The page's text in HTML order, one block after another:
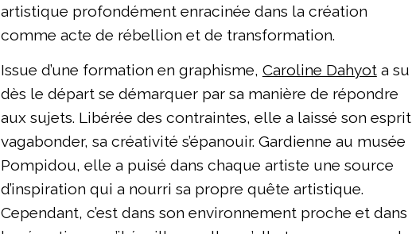
artistique profondément enracinée dans la création
comme acte de rébellion et de transformation.
Issue d’une formation en graphisme, Caroline Dahyota su
dès le départ se démarquer par sa manière de répondre
aux sujets. Libérée des contraintes, elle a laissé son esprit
vagabonder, sa créativité s’épanouir. Gardienne au musée
Pompidou, elle a puisé dans chaque artiste une source
d’inspiration qui a nourri sa propre quête artistique.
Cependant, c’est dans son environnement proche et dans